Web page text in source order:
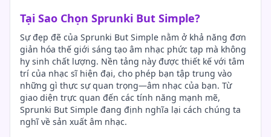
Tại Sao Chọn Sprunki But Simple?
Sự đẹp đẽ của Sprunki But Simple nằm ở khả năng đơn
giản hóa thế giới sáng tạo âm nhạc phức tạp mà không
hy sinh chất lượng. Nền tảng này được thiết kế với tâm
trí của nhạc sĩ hiện đại, cho phép bạn tập trung vào
những gì thực sự quan trọng—âm nhạc của bạn. Từ
giao diện trực quan đến các tính năng mạnh mẽ,
Sprunki But Simple đang định nghĩa lại cách chúng ta
nghĩ về sản xuất âm nhạc.